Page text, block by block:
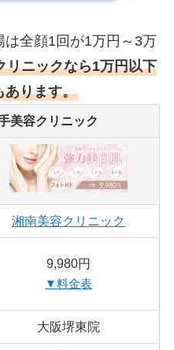
は全顔1回が1万円～3万
リニックなら1万円以下
あります。
美容クリニック
湘南美容クリニック
9,980円
▼料金表
大阪堺東院